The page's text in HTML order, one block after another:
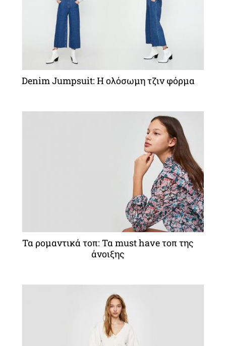
Denim Jumpsuit: Η ολόσωμη τζιν φόρμα
Τα ρομαντικά τοπ: Τα must have τοπ της
άνοιξης